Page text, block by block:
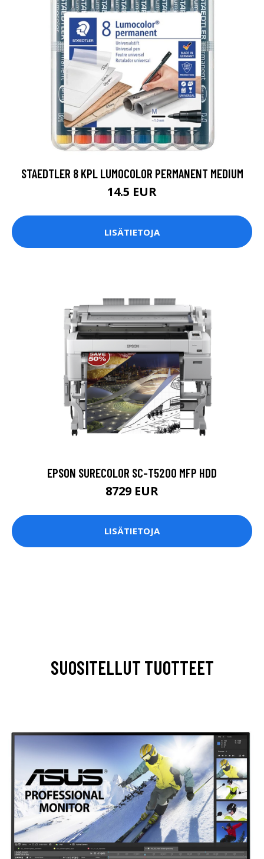
STAEDTLER 8 KPL LUMOCOLOR PERMANENT MEDIUM
14.5 EUR
LISÄTIETOJA
EPSON SURECOLOR SC-T5200 MFP HDD
8729 EUR
LISÄTIETOJA
SUOSITELLUT TUOTTEET